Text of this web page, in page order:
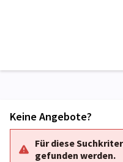
Keine Angebote?
Für diese
gefunden werden.